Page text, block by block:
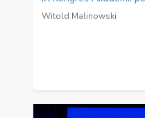
Witold Malinowski